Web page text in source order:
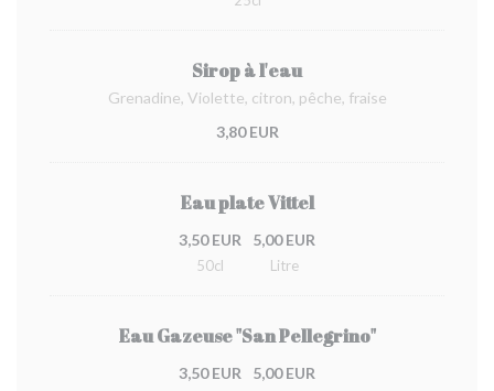
Sirop à l'eau
Grenadine, Violette, citron, pêche, fraise
3,80 EUR
Eau plate Vittel
3,50 EUR
50cl
5,00 EUR
Litre
Eau Gazeuse "San Pellegrino"
3,50 EUR 5,00 EUR